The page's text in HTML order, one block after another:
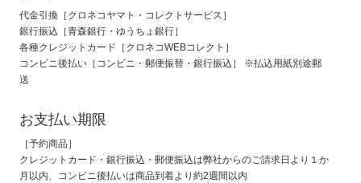
代金引換［クロネコヤマト・コレクトサービス］
銀行振込［青森銀行・ゆうちょ銀行］
各種クレジットカード［クロネコWEBコレクト］
コンビニ後払い［コンビニ・郵便振替・銀行振込］ ※払込用紙別途郵
送
お支払い期限
［予約商品］
クレジットカード・銀行振込・郵便振込は弊社からのご請求日より１か
月以内、コンビニ後払いは商品到着より約2週間以内